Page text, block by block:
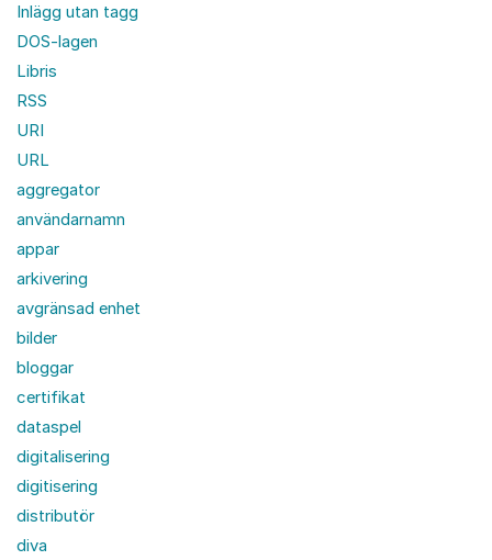
Inlägg utan tagg
DOS-lagen
Libris
RSS
URI
URL
aggregator
användarnamn
appar
arkivering
avgränsad enhet
bilder
bloggar
certifikat
dataspel
digitalisering
digitisering
distributör
diva